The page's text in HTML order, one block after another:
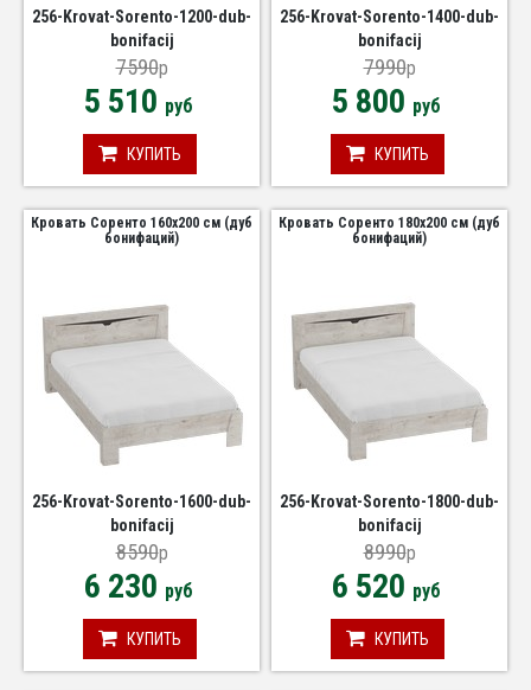
256-Krovat-Sorento-1200-dub-
bonifacij
7590p
5 510 руб
КУПИТЬ
256-Krovat-Sorento-1400-dub-
bonifacij
7990p
5 800 руб
КУПИТЬ
Кровать Соренто 160х200 см (дуб
бонифаций)
256-Krovat-Sorento-1600-dub-
bonifacij
8590p
6 230 руб
КУПИТЬ
Кровать Соренто 180х200 см (дуб
бонифаций)
256-Krovat-Sorento-1800-dub-
bonifacij
8990p
6 520 руб
КУПИТЬ